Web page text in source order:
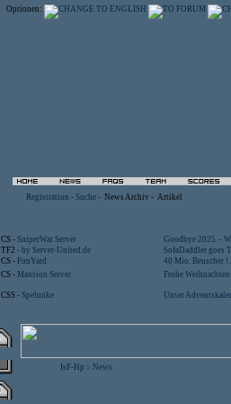
Optionen:
Registration - Suche - News Archiv - Artikel
CS - SniperWar Server
Goodbye 2025 –
TF2 - by Server-United.de
SofaDaddler goes
CS - FunYard
40 Mio. Beuscher
CS - Mansion Server
Frohe
CSS - Spelunke Unser
IsF-Hp > News